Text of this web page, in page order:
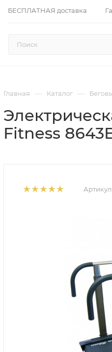
БЕСПЛАТНАЯ доставка
Главная — Каталог —
Fitness
Артикул: